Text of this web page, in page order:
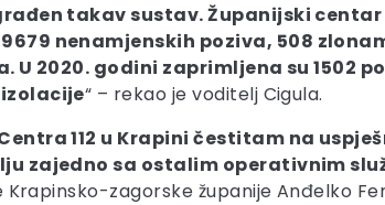
takav sustav. Županijski centar
nenamjenskih poziva, 508
2020. godini zaprimljena su 1502
“ – rekao je voditelj Cigula.
112 u Krapini čestitam na
zajedno sa ostalim operativnim
Krapinsko-zagorske županije Anđelko